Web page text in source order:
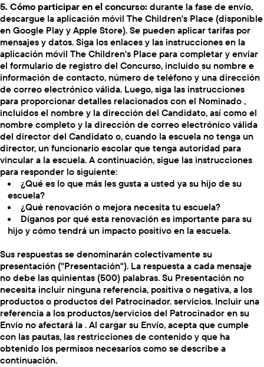
5. Cómo participar en el concurso: durante la fase de envío,
descargue la aplicación móvil The Children's Place (disponible
en Google Play y Apple Store). Se pueden aplicar tarifas por
mensajes y datos. Siga los enlaces y las instrucciones en la
aplicación móvil The Children's Place para completar y enviar
el formulario de registro del Concurso, incluido su nombre e
información de contacto, número de teléfono y una dirección
de correo electrónico válida. Luego, siga las instrucciones
para proporcionar detalles relacionados con el Nominado ,
incluidos el nombre y la dirección del Candidato, así como el
nombre completo y la dirección de correo electrónico válida
del director del Candidato o, cuando la escuela no tenga un
director, un funcionario escolar que tenga autoridad para
vincular a la escuela. A continuación, sigue las instrucciones
para responder lo siguiente:
¿Qué es lo que más les gusta a usted ya su hijo de su
escuela?
¿Qué renovación o mejora necesita tu escuela?
Díganos por qué esta renovación es importante para su
hijo y cómo tendrá un impacto positivo en la escuela.
Sus respuestas se denominarán colectivamente su
presentación ("Presentación"). La respuesta a cada mensaje
no debe las quinientas (500) palabras. Su Presentación no
necesita incluir ninguna referencia, positiva o negativa, a los
productos o productos del Patrocinador. servicios. Incluir una
referencia a los productos/servicios del Patrocinador en su
Envío no afectará la . Al cargar su Envío, acepta que cumple
con las pautas, las restricciones de contenido y que ha
obtenido los permisos necesarios como se describe a
continuación.